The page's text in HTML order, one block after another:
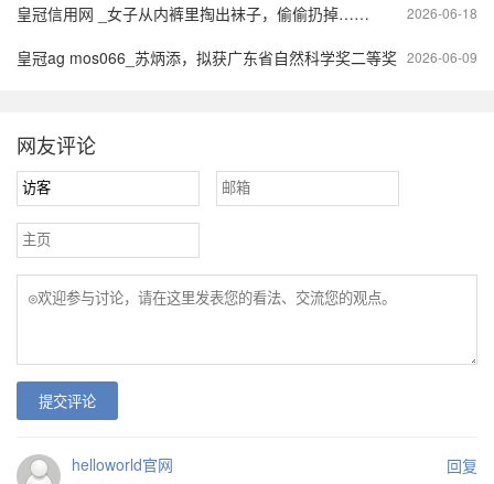
2026-06-18
皇冠信用网 _女子从内裤里掏出袜子，偷偷扔掉……
2026-06-09
皇冠ag mos066_苏炳添，拟获广东省自然科学奖二等奖
网友评论
提交评论
helloworld官网 回复